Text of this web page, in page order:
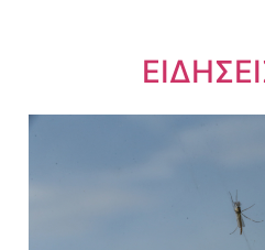
Dnews.gr